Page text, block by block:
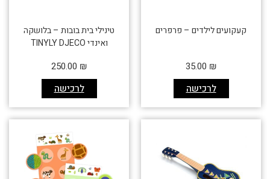
קעקועים לילדים – פרפרים
לרכישה
35.00 ₪
טינילי בית בובות – בלושקה
ואינדי TINYLY DJECO
לרכישה
250.00 ₪